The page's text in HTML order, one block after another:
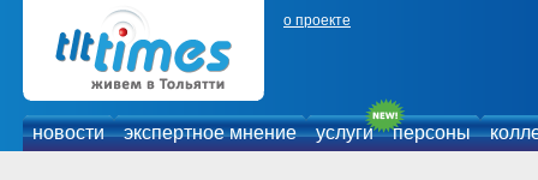
о проекте
новости экспертное мнение услуги персоны